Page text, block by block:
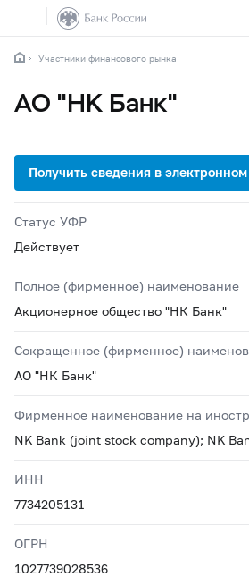
Участники финансового рынка
АО "НК Банк"
Статус УФР
Действует
Полное (фирменное) наименование
Акционерное общество "НК Банк"
Сокращенное (фирменное)
АО "НК Банк"
Фирменное наименование на
NK Bank (joint stock company); NK
ИНН
7734205131
ОГРН
1027739028536